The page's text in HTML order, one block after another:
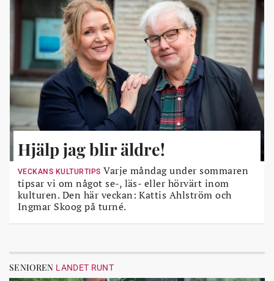
Hjälp jag blir äldre!
VECKANS KULTURTIPS Varje måndag under sommaren
tipsar vi om något se-, läs- eller hörvärt inom
kulturen. Den här veckan: Kattis Ahlström och
Ingmar Skoog på turné.
SENIOREN LANDET RUNT